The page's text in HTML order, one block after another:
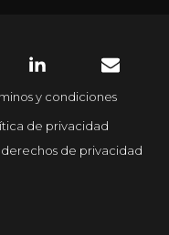
y condiciones
de privacidad
derechos de privacidad